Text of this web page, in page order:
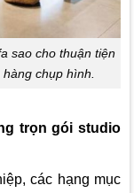
sao cho thuận tiện
chụp hình.
trọn gói studio
các hạng mục